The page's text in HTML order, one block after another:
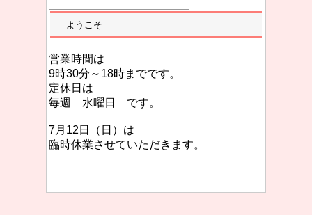
ようこそ
営業時間は
9時30分～18時までです。
定休日は
毎週 水曜日 です。
7月12日（日）は
臨時休業させていただきます。